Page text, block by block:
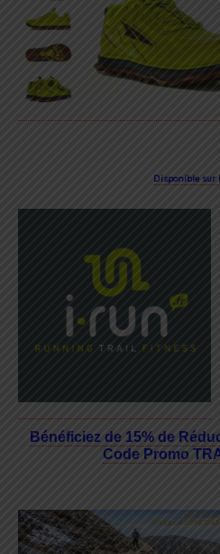
Disponible sur
Bénéficiez de 15% de
Code Promo